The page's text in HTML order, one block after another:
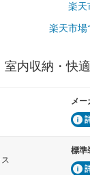
楽天
楽天市場
室内収納・快
メー
標準